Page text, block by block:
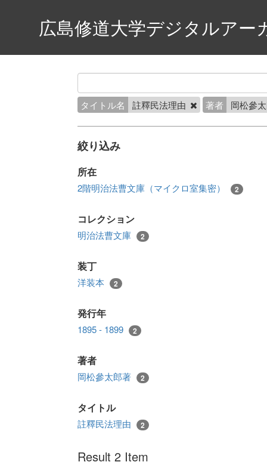
広島修道大学デジタルアー
タイトル名 註釋民法理由 著者 岡松參
絞り込み
所在
2階明治法曹文庫（マイクロ室集密） 2
コレクション
明治法曹文庫 2
装丁
洋装本 2
発行年
1895 - 1899 2
著者
岡松參太郎著 2
タイトル
註釋民法理由 2
Result 2 Item